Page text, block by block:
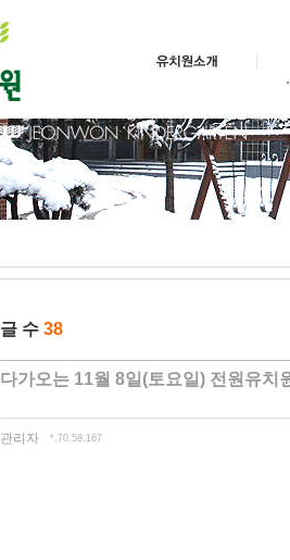
글 수 38
다가오는 11월 8일(토요일) 전원유치
관리자 *.70.58.167